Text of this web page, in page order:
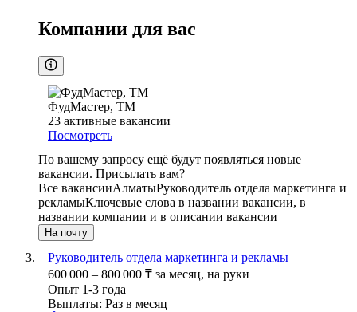
Компании для вас
ФудМастер, ТМ
23 активные вакансии
Посмотреть
По вашему запросу ещё будут появляться новые
вакансии. Присылать вам?
Все вакансииАлматыРуководитель отдела маркетинга и
рекламыКлючевые слова в названии вакансии, в
названии компании и в описании вакансии
На почту
Руководитель отдела маркетинга и рекламы
600 000 – 800 000 ₸ за месяц, на руки
Опыт 1-3 года
Выплаты: Раз в месяц